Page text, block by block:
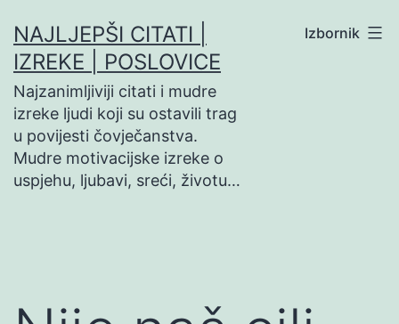
na
sadržaj
NAJLJEPŠI CITATI |
IZREKE | POSLOVICE
Najzanimljiviji citati i mudre
izreke ljudi koji su ostavili trag
u povijesti čovječanstva.
Mudre motivacijske izreke o
uspjehu, ljubavi, sreći, životu…
Izbornik